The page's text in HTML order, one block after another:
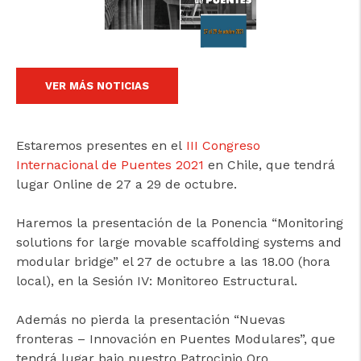
VER MÁS NOTICIAS
Estaremos presentes en el III Congreso
Internacional de Puentes 2021 en Chile, que tendrá
lugar Online de 27 a 29 de octubre.
Haremos la presentación de la Ponencia “Monitoring
solutions for large movable scaffolding systems and
modular bridge” el 27 de octubre a las 18.00 (hora
local), en la Sesión IV: Monitoreo Estructural.
Además no pierda la presentación “Nuevas
fronteras – Innovación en Puentes Modulares”, que
cicap@cicap.pt